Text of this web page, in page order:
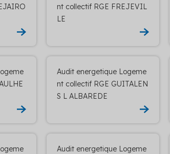
nt collectif RGE FREJEVIL
LE
Audit energetique Logeme
nt collectif RGE GUITALEN
S L ALBAREDE
Audit energetique Logeme